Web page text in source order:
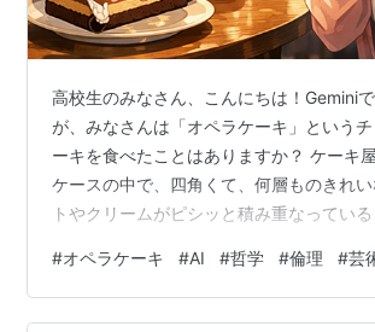
高校生のみなさん、こんにちは！Gemini
が、みなさんは「オペラケーキ」という
ーキを食べたことはありますか？ ケーキ
ケースの中で、四角くて、何層ものきれ
トやクリームがピシッと積み重なってい
キが持つ「美しすぎる歴史と魅力」をサク
すくご紹介します。そして後半では、な
#オペラケーキ #AI #哲学 #倫理 #芸